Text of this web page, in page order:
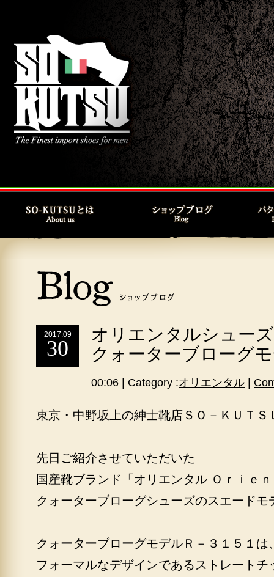
2017.09
30
オリエンタルシュー
クォーターブローグ
00:06 | Category :オリエンタル
東京・中野坂上の紳士靴店ＳＯ－ＫＵＴＳ
先日ご紹介させていただいた
国産靴ブランド「オリエンタル Ｏｒｉｅ
クォーターブローグシューズのスエード
クォーターブローグモデルＲ－３１５１は
フォーマルなデザインであるストレートチ